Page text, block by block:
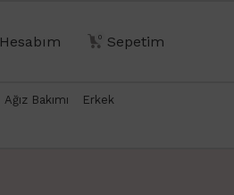
Hesabım 0 Sepetim
Ağız Bakımı Erkek